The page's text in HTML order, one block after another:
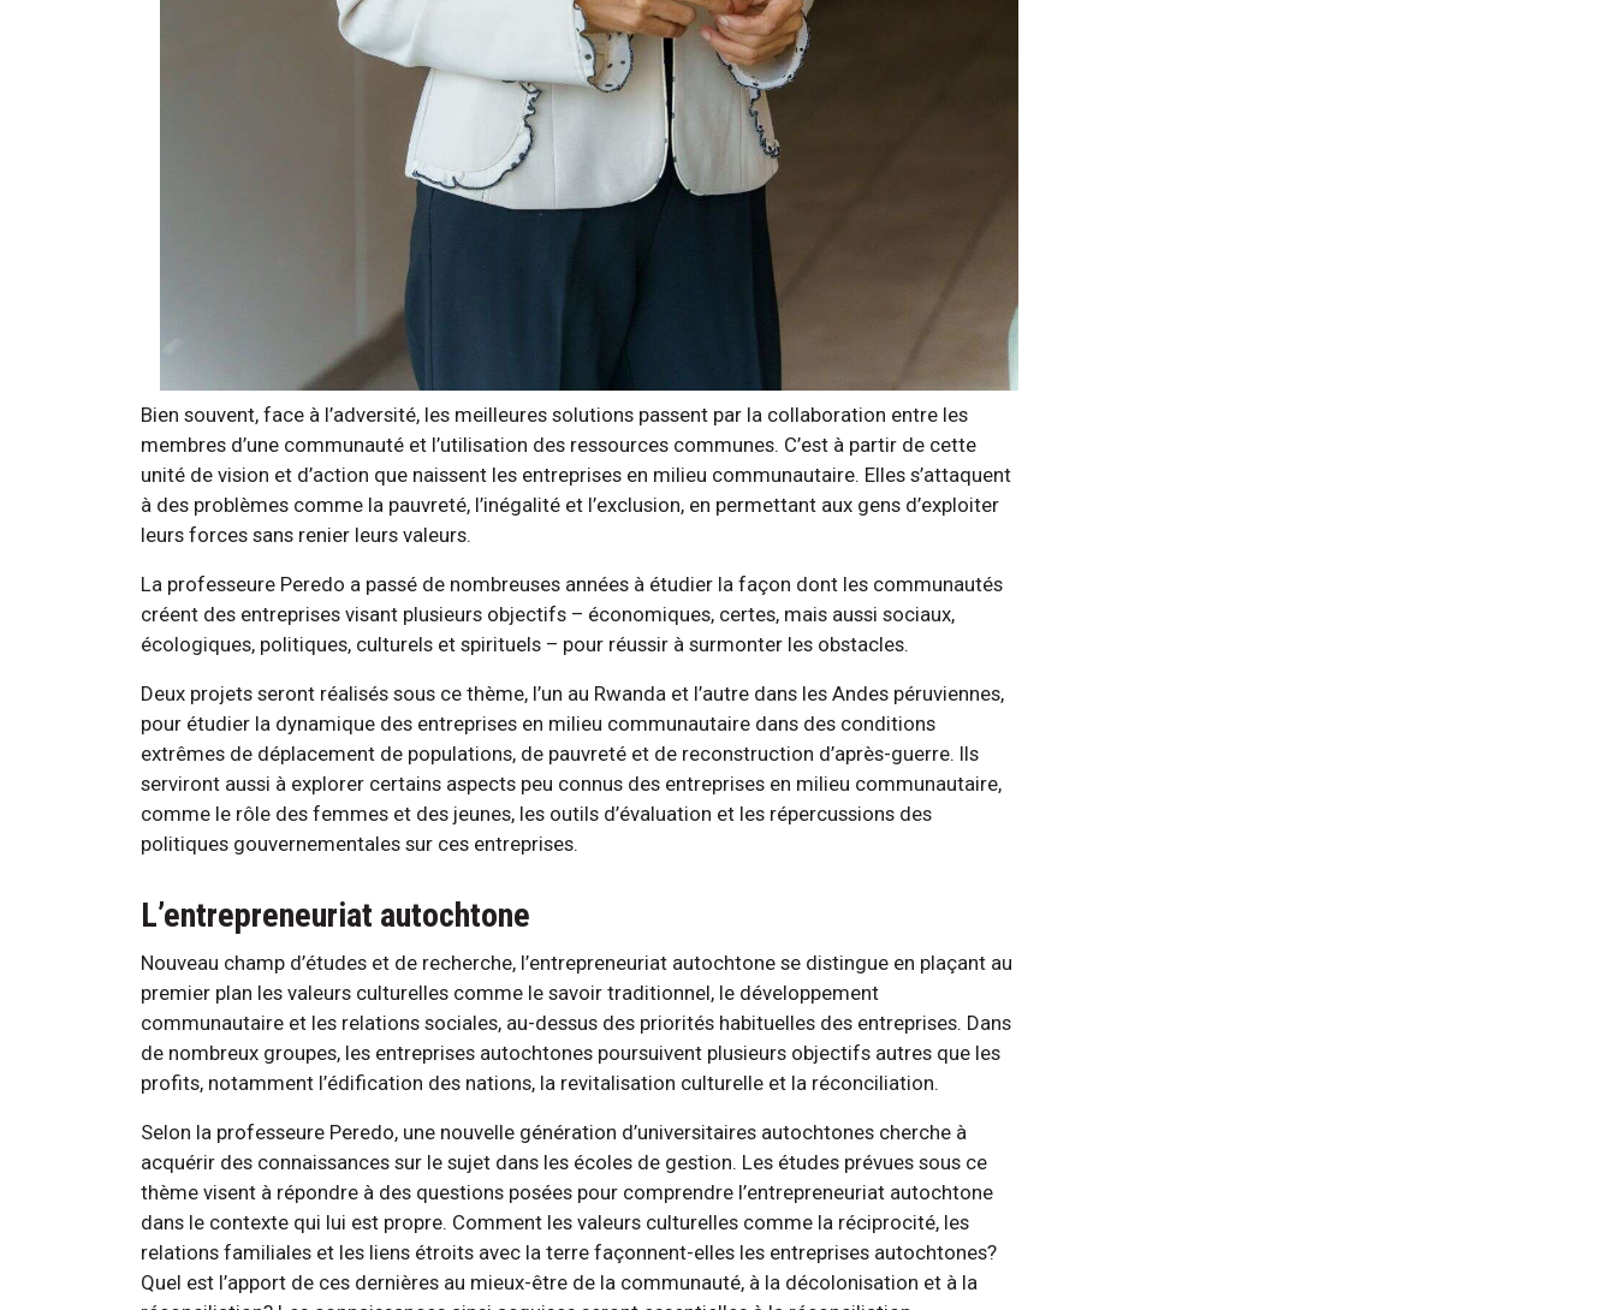
Bien souvent, face à l’adversité, les meilleures solutions passent par la collaboration entre les
membres d’une communauté et l’utilisation des ressources communes. C’est à partir de cette
unité de vision et d’action que naissent les entreprises en milieu communautaire. Elles s’attaquent
à des problèmes comme la pauvreté, l’inégalité et l’exclusion, en permettant aux gens d’exploiter
leurs forces sans renier leurs valeurs.
La professeure Peredo a passé de nombreuses années à étudier la façon dont les communautés
créent des entreprises visant plusieurs objectifs – économiques, certes, mais aussi sociaux,
écologiques, politiques, culturels et spirituels – pour réussir à surmonter les obstacles.
Deux projets seront réalisés sous ce thème, l’un au Rwanda et l’autre dans les Andes péruviennes,
pour étudier la dynamique des entreprises en milieu communautaire dans des conditions
extrêmes de déplacement de populations, de pauvreté et de reconstruction d’après-guerre. Ils
serviront aussi à explorer certains aspects peu connus des entreprises en milieu communautaire,
comme le rôle des femmes et des jeunes, les outils d’évaluation et les répercussions des
politiques gouvernementales sur ces entreprises.
L’entrepreneuriat autochtone
Nouveau champ d’études et de recherche, l’entrepreneuriat autochtone se distingue en plaçant au
premier plan les valeurs culturelles comme le savoir traditionnel, le développement
communautaire et les relations sociales, au-dessus des priorités habituelles des entreprises. Dans
de nombreux groupes, les entreprises autochtones poursuivent plusieurs objectifs autres que les
profits, notamment l’édification des nations, la revitalisation culturelle et la réconciliation.
Selon la professeure Peredo, une nouvelle génération d’universitaires autochtones cherche à
acquérir des connaissances sur le sujet dans les écoles de gestion. Les études prévues sous ce
thème visent à répondre à des questions posées pour comprendre l’entrepreneuriat autochtone
dans le contexte qui lui est propre. Comment les valeurs culturelles comme la réciprocité, les
relations familiales et les liens étroits avec la terre façonnent-elles les entreprises autochtones?
Quel est l’apport de ces dernières au mieux-être de la communauté, à la décolonisation et à la